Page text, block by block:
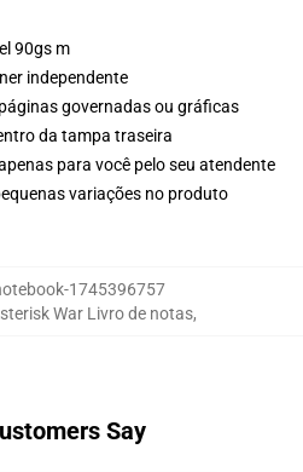
90gs m
independente
governadas ou gráficas
da tampa traseira
para você pelo seu atendente
variações no produto
1745396757
War Livro de notas,
Say